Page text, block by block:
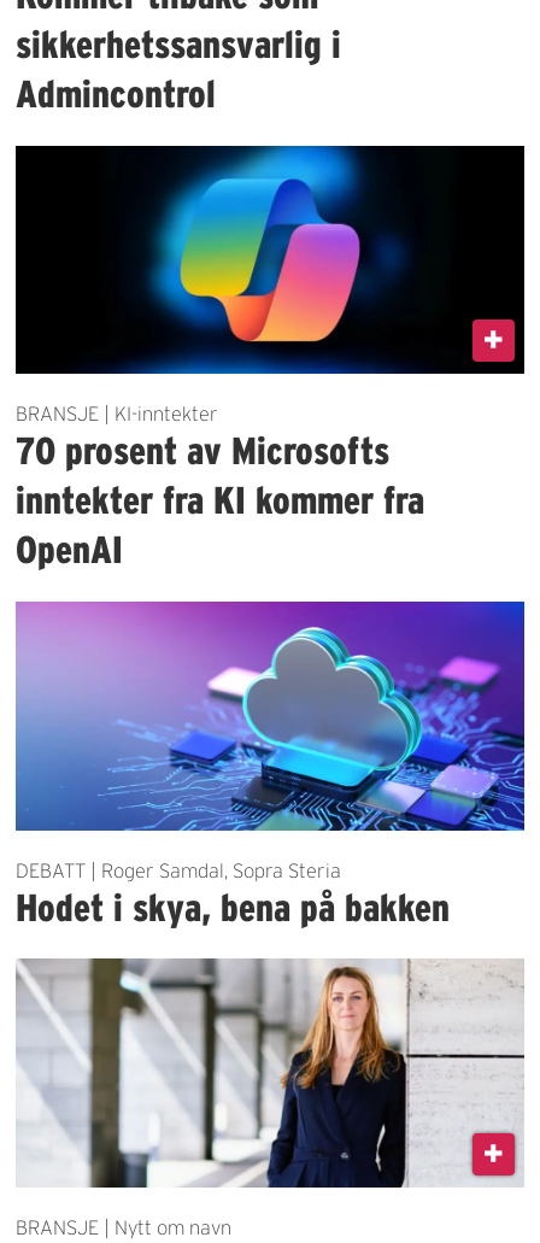
sikkerhetssansvarlig i
Admincontrol
BRANSJE | KI-inntekter
70 prosent av Microsofts
inntekter fra KI kommer fra
OpenAI
DEBATT | Roger Samdal, Sopra Steria
Hodet i skya, bena på bakken
BRANSJE | Nytt om navn